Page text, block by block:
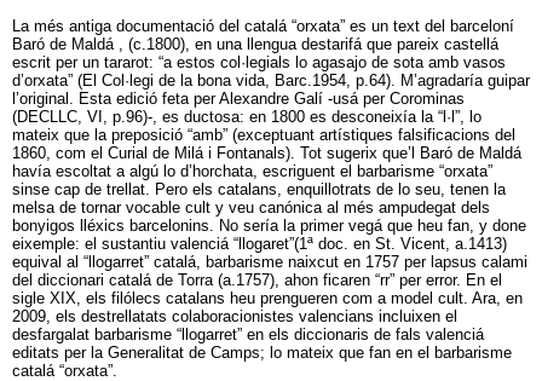
La més antiga documentació del catalá “orxata” es un text del barceloní
Baró de Maldá , (c.1800), en una llengua destarifá que pareix castellá
escrit per un tararot: “a estos col·legials lo agasajo de sota amb vasos
d’orxata” (El Col·legi de la bona vida, Barc.1954, p.64). M’agradaría guipar
l’original. Esta edició feta per Alexandre Galí -usá per Corominas
(DECLLC, VI, p.96)-, es ductosa: en 1800 es desconeixía la “l·l”, lo
mateix que la preposició “amb” (exceptuant artístiques falsificacions del
1860, com el Curial de Milá i Fontanals). Tot sugerix que’l Baró de Maldá
havía escoltat a algú lo d’horchata, escriguent el barbarisme “orxata”
sinse cap de trellat. Pero els catalans, enquillotrats de lo seu, tenen la
melsa de tornar vocable cult y veu canónica al més ampudegat dels
bonyigos lléxics barcelonins. No sería la primer vegá que heu fan, y done
eixemple: el sustantiu valenciá “llogaret”(1ª doc. en St. Vicent, a.1413)
equival al “llogarret” catalá, barbarisme naixcut en 1757 per lapsus calami
del diccionari catalá de Torra (a.1757), ahon ficaren “rr” per error. En el
sigle XIX, els filólecs catalans heu prengueren com a model cult. Ara, en
2009, els destrellatats colaboracionistes valencians incluixen el
desfargalat barbarisme “llogarret” en els diccionaris de fals valenciá
editats per la Generalitat de Camps; lo mateix que fan en el barbarisme
catalá “orxata”.